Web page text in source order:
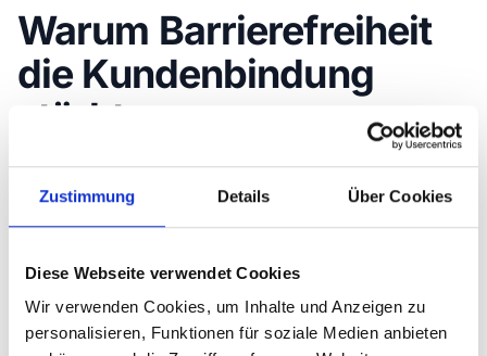
Zustimmung Details Über Cookies
Diese Webseite verwendet Cookies
Wir verwenden Cookies, um Inhalte und Anzeigen zu
personalisieren, Funktionen für soziale Medien anbieten
Warum Barrierefreiheit
die Kundenbindung
stärkt
Barrierefreiheit ist mehr als eine gesetzliche Vorgabe –
sie ist ein starkes Signal an deine Kundschaft: Du
nimmst ihre Bedürfnisse ernst. Wer digitale Hürden
im E-Commerce.